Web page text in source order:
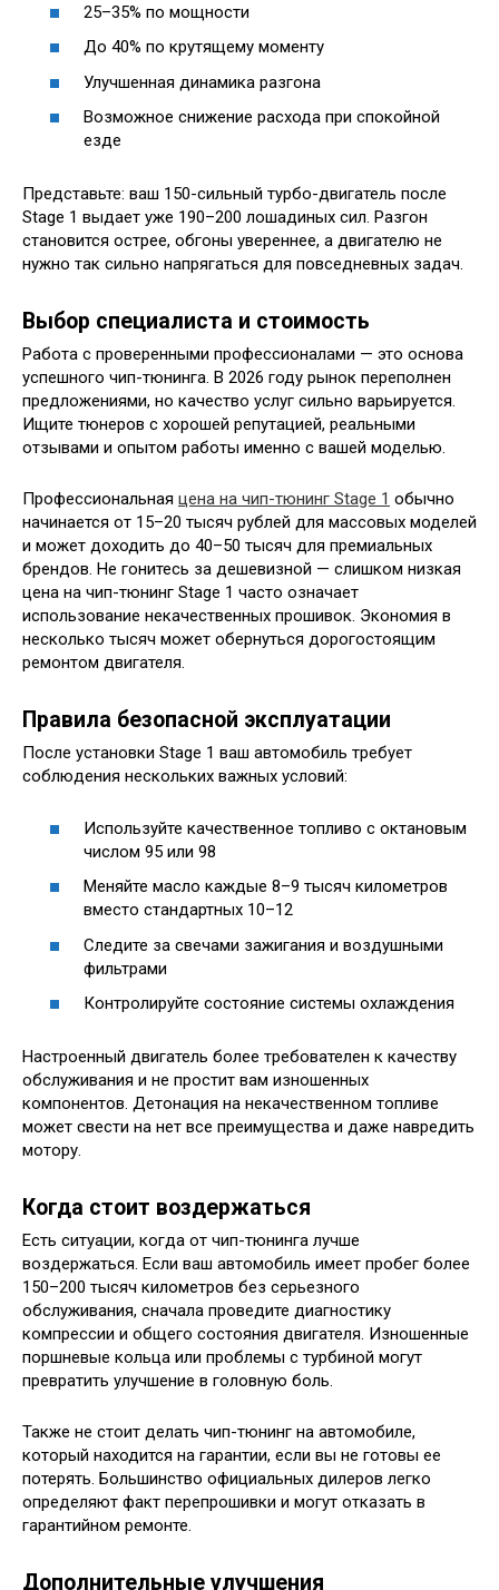
25–35% по мощности
До 40% по крутящему моменту
Улучшенная динамика разгона
Возможное снижение расхода при спокойной
езде
Представьте: ваш 150-сильный турбо-двигатель после
Stage 1 выдает уже 190–200 лошадиных сил. Разгон
становится острее, обгоны увереннее, а двигателю не
нужно так сильно напрягаться для повседневных задач.
Выбор специалиста и стоимость
Работа с проверенными профессионалами — это основа
успешного чип-тюнинга. В 2026 году рынок переполнен
предложениями, но качество услуг сильно варьируется.
Ищите тюнеров с хорошей репутацией, реальными
отзывами и опытом работы именно с вашей моделью.
Профессиональная цена на чип-тюнинг Stage 1 обычно
начинается от 15–20 тысяч рублей для массовых моделей
и может доходить до 40–50 тысяч для премиальных
брендов. Не гонитесь за дешевизной — слишком низкая
цена на чип-тюнинг Stage 1 часто означает
использование некачественных прошивок. Экономия в
несколько тысяч может обернуться дорогостоящим
ремонтом двигателя.
Правила безопасной эксплуатации
После установки Stage 1 ваш автомобиль требует
соблюдения нескольких важных условий:
Используйте качественное топливо с октановым
числом 95 или 98
Меняйте масло каждые 8–9 тысяч километров
вместо стандартных 10–12
Следите за свечами зажигания и воздушными
фильтрами
Контролируйте состояние системы охлаждения
Настроенный двигатель более требователен к качеству
обслуживания и не простит вам изношенных
компонентов. Детонация на некачественном топливе
может свести на нет все преимущества и даже навредить
мотору.
Когда стоит воздержаться
Есть ситуации, когда от чип-тюнинга лучше
воздержаться. Если ваш автомобиль имеет пробег более
150–200 тысяч километров без серьезного
обслуживания, сначала проведите диагностику
компрессии и общего состояния двигателя. Изношенные
поршневые кольца или проблемы с турбиной могут
превратить улучшение в головную боль.
Также не стоит делать чип-тюнинг на автомобиле,
который находится на гарантии, если вы не готовы ее
потерять. Большинство официальных дилеров легко
определяют факт перепрошивки и могут отказать в
гарантийном ремонте.
Дополнительные улучшения